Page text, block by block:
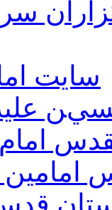
سایت